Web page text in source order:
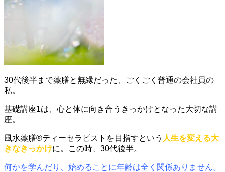
30代後半まで薬膳と無縁だった、ごくごく普通の会社員の
私。
基礎講座1は、 心と体に向き合うきっかけとなった大切な講
座。
風水薬膳®ティーセラピストを目指すという 人生を変える大
きなきっかけに。この時、30代後半。
何かを学んだり、始めることに年齢は全く関係ありません。